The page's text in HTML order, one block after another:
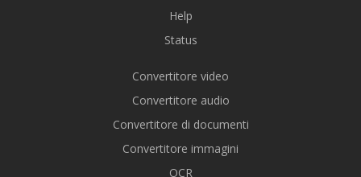
Help
Status
Convertitore video
Convertitore audio
Convertitore di documenti
Convertitore immagini
OCR